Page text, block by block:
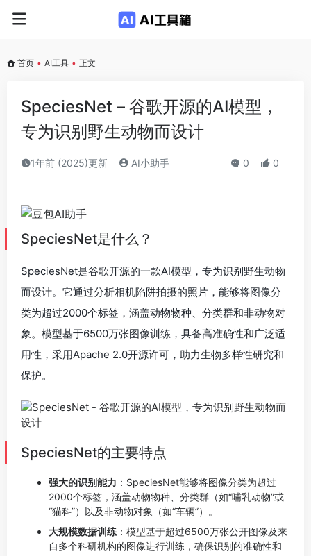
首页 • AI工具 • 正文
SpeciesNet – 谷歌开源的AI模型，
专为识别野生动物而设计
1年前 (2025)更新 AI小助手 0 0
SpeciesNet是什么？
SpeciesNet是谷歌开源的一款AI模型，专为识别野生动物
而设计。它通过分析相机陷阱拍摄的照片，能够将图像分
类为超过2000个标签，涵盖动物物种、分类群和非动物对
象。模型基于6500万张图像训练，具备高准确性和广泛适
用性，采用Apache 2.0开源许可，助力生物多样性研究和
保护。
SpeciesNet的主要特点
强大的识别能力 ：SpeciesNet能够将图像分类为超过
2000个标签，涵盖动物物种、分类群（如“哺乳动物”或
“猫科”）以及非动物对象（如“车辆”）。
大规模数据训练 ：模型基于超过6500万张公开图像及来
自多个科研机构的图像进行训练，确保识别的准确性和